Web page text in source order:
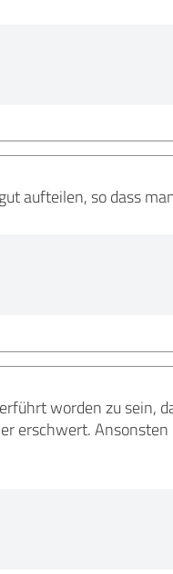
aufteilen, so dass
worden zu sein,
erschwert.